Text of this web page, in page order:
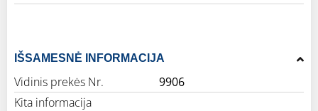
IŠSAMESNĖ INFORMACIJA
Vidinis prekės Nr.
9906
Kita informacija